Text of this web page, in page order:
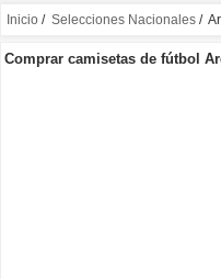
Inicio / Selecciones Nacionales /
Comprar camisetas de fútbol